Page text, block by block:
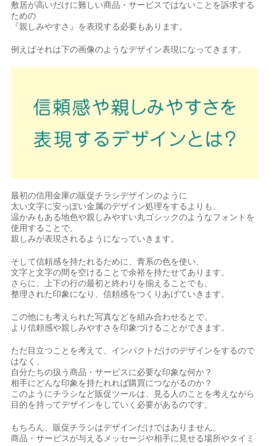
敷居が高いだけに難しい商品・サービスではないことを訴求する
ための
『親しみやすさ』を表現する必要もあります。
例えばそれは下の画像のようなデザイン表現になってきます。
最初の信用金庫の販促チラシデザインのように
太い文字に安っぽい金属のデザイン処理をするよりも、
温かみもある地色や親しみやすい丸ゴシックのようなフォントを
使用することで、
親しみが表現されるようになっていきます。
そして信頼感を持たれるために、青系の色を使い、
文字と文字の間を空けることで余裕を持たせてあります。
さらに、上下の行の最初と終わりを揃えることでも、
整理された印象になり、信頼感をつくりあげていきます。
この他にも考えられた写真などを組み合わせるとで、
より信頼感や親しみやすさを印象づけることができます。
ただ目立つことを考えて、インパクトだけのデザインをするので
はなく、
自分たちの扱う商品・サービスに必要な印象な何か？
相手にどんな印象を持たれれば購買につながるのか？
このようにチラシなど販促ツールは、見る人のことを考えながら
目的を持ってデザインをしていく必要があるのです。
もちろん、販促チラシはデザインだけではありません。
商品・サービスが与えるメッセージや相手に見せる場所やタイミ